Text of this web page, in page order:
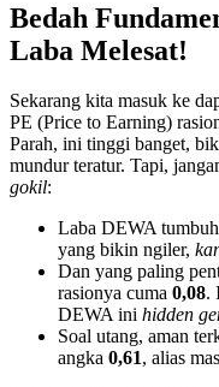
Bedah
Laba Melesat!
Sekarang kita masuk ke
PE (Price to Earning)
Parah, ini tinggi banget,
mundur teratur. Tapi,
gokil:
Laba DEWA tumbuh
yang bikin ngiler,
Dan yang paling
rasionya cuma 0,08.
DEWA ini hidden
Soal utang, aman
angka 0,61, alias